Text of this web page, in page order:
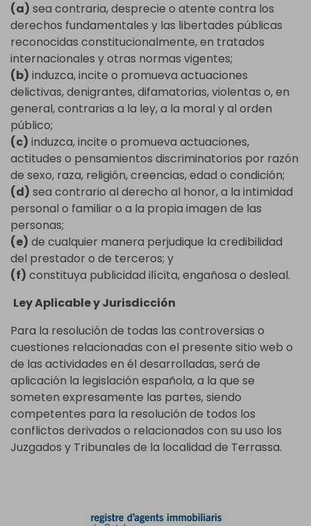
(a) sea contraria, desprecie o atente contra los
derechos fundamentales y las libertades públicas
reconocidas constitucionalmente, en tratados
internacionales y otras normas vigentes;
(b) induzca, incite o promueva actuaciones
delictivas, denigrantes, difamatorias, violentas o, en
general, contrarias a la ley, a la moral y al orden
público;
(c) induzca, incite o promueva actuaciones,
actitudes o pensamientos discriminatorios por razón
de sexo, raza, religión, creencias, edad o condición;
(d) sea contrario al derecho al honor, a la intimidad
personal o familiar o a la propia imagen de las
personas;
(e) de cualquier manera perjudique la credibilidad
del prestador o de terceros; y
(f) constituya publicidad ilícita, engañosa o desleal.
Ley Aplicable y Jurisdicción
Para la resolución de todas las controversias o
cuestiones relacionadas con el presente sitio web o
de las actividades en él desarrolladas, será de
aplicación la legislación española, a la que se
someten expresamente las partes, siendo
competentes para la resolución de todos los
conflictos derivados o relacionados con su uso los
Juzgados y Tribunales de la localidad de Terrassa.